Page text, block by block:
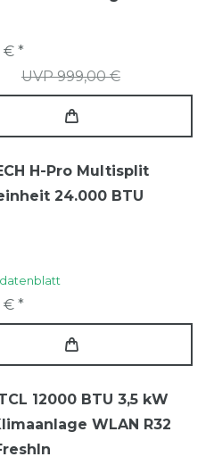
UVP 999,00 €
€ *
H-Pro Multisplit
24.000 BTU
€ *
12000 BTU 3,5 kW
WLAN R32